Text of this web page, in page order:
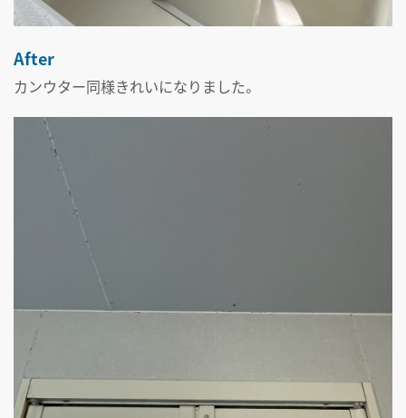
After
カンウター同様きれいになりました。